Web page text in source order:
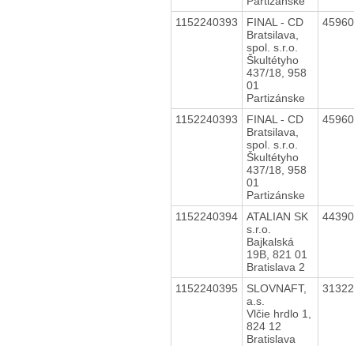
1152240393
FINAL - CD
Bratsilava,
spol. s.r.o.
Škultétyho
437/18, 958
01
Partizánske
1152240393
FINAL - CD
Bratsilava,
spol. s.r.o.
Škultétyho
437/18, 958
01
Partizánske
1152240394
ATALIAN SK
s.r.o.
Bajkalská
19B, 821 01
Bratislava 2
1152240395
SLOVNAFT,
a.s.
Vlčie hrdlo 1,
824 12
Bratislava